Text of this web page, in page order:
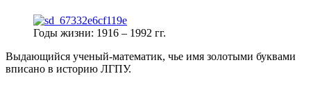
Годы жизни: 1916 – 1992 гг.
Выдающийся ученый-математик, чье имя золотыми буквами
вписано в историю ЛГПУ.